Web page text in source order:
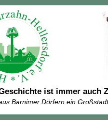
ist immer auch
Barnimer Dörfern ein